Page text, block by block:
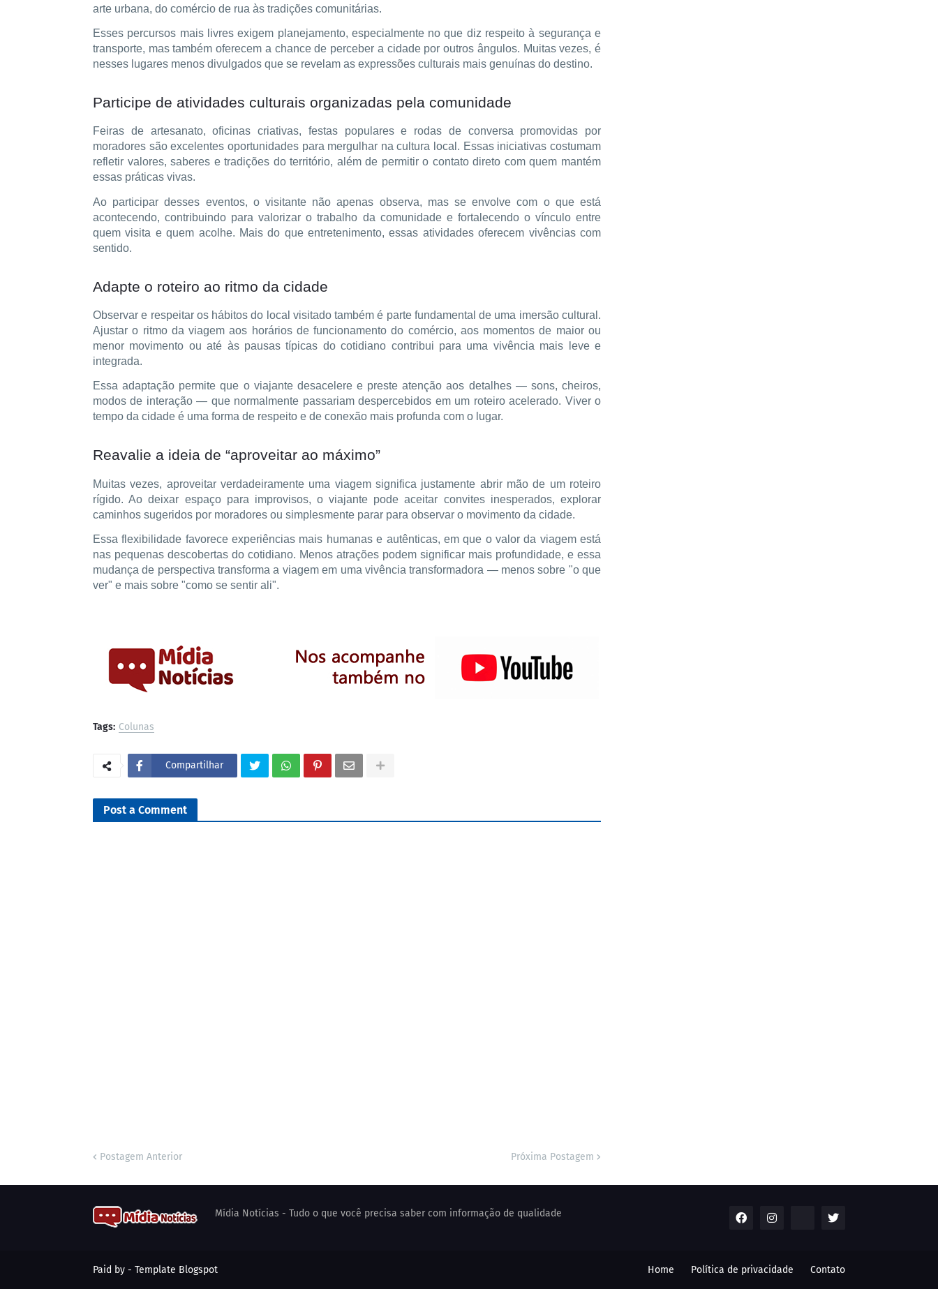
arte urbana, do comércio de rua às tradições comunitárias.
Esses percursos mais livres exigem planejamento, especialmente no que diz respeito à segurança e
transporte, mas também oferecem a chance de perceber a cidade por outros ângulos. Muitas vezes, é
nesses lugares menos divulgados que se revelam as expressões culturais mais genuínas do destino.
Participe de atividades culturais organizadas pela comunidade
Feiras de artesanato, oficinas criativas, festas populares e rodas de conversa promovidas por
moradores são excelentes oportunidades para mergulhar na cultura local. Essas iniciativas costumam
refletir valores, saberes e tradições do território, além de permitir o contato direto com quem mantém
essas práticas vivas.
Ao participar desses eventos, o visitante não apenas observa, mas se envolve com o que está
acontecendo, contribuindo para valorizar o trabalho da comunidade e fortalecendo o vínculo entre
quem visita e quem acolhe. Mais do que entretenimento, essas atividades oferecem vivências com
sentido.
Adapte o roteiro ao ritmo da cidade
Observar e respeitar os hábitos do local visitado também é parte fundamental de uma imersão cultural.
Ajustar o ritmo da viagem aos horários de funcionamento do comércio, aos momentos de maior ou
menor movimento ou até às pausas típicas do cotidiano contribui para uma vivência mais leve e
integrada.
Essa adaptação permite que o viajante desacelere e preste atenção aos detalhes — sons, cheiros,
modos de interação — que normalmente passariam despercebidos em um roteiro acelerado. Viver o
tempo da cidade é uma forma de respeito e de conexão mais profunda com o lugar.
Reavalie a ideia de “aproveitar ao máximo”
Muitas vezes, aproveitar verdadeiramente uma viagem significa justamente abrir mão de um roteiro
rígido. Ao deixar espaço para improvisos, o viajante pode aceitar convites inesperados, explorar
caminhos sugeridos por moradores ou simplesmente parar para observar o movimento da cidade.
Essa flexibilidade favorece experiências mais humanas e autênticas, em que o valor da viagem está
nas pequenas descobertas do cotidiano. Menos atrações podem significar mais profundidade, e essa
mudança de perspectiva transforma a viagem em uma vivência transformadora — menos sobre "o que
ver" e mais sobre "como se sentir ali".
Tags: Colunas
Compartilhar
Post a Comment
Postagem Anterior Próxima Postagem
Mídia Notícias - Tudo o que você precisa saber com informação de qualidade
Paid by - Template Blogspot Home Política de privacidade Contato